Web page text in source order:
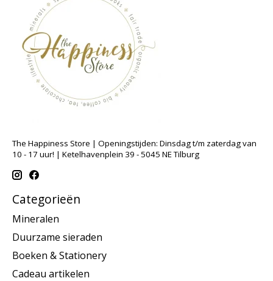
The Happiness Store | Openingstijden: Dinsdag t/m zaterdag van
10 - 17 uur! | Ketelhavenplein 39 - 5045 NE Tilburg
Categorieën
Mineralen
Duurzame sieraden
Boeken & Stationery
Cadeau artikelen